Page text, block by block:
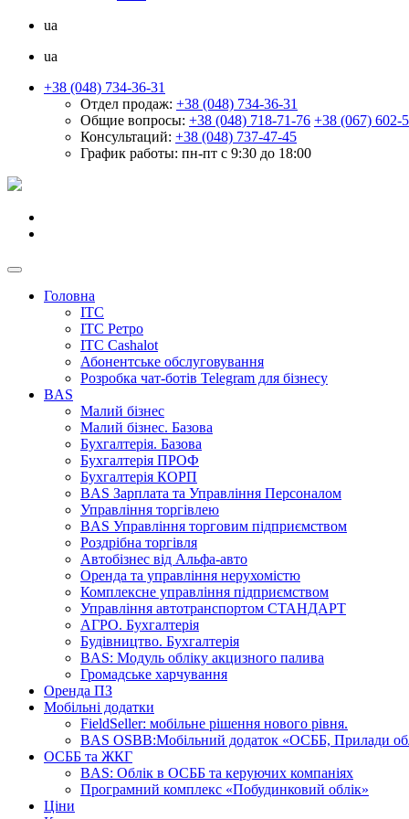
ua
ua
+38 (048) 734-36-31
Отдел продаж: +38 (048) 734-36-31
Общие вопросы: +38 (048) 718-71-76 +38 (067) 602-
Консультаций: +38 (048) 737-47-45
График работы: пн-пт с 9:30 до 18:00
Головна
ІТС
ІТС Ретро
ІТС Cashalot
Абонентське обслуговування
Розробка чат-ботів Telegram для бізнесу
BAS
Малий бізнес
Малий бізнес. Базова
Бухгалтерія. Базова
Бухгалтерія ПРОФ
Бухгалтерія КОРП
BAS Зарплата та Управління Персоналом
Управління торгівлею
BAS Управління торговим підприємством
Роздрібна торгівля
Автобізнес від Альфа-авто
Оренда та управління нерухомістю
Комплексне управління підприємством
Управління автотранспортом СТАНДАРТ
АГРО. Бухгалтерія
Будівництво. Бухгалтерія
BAS: Модуль обліку акцизного палива
Громадське харчування
Оренда ПЗ
Мобільні додатки
FieldSeller: мобільне рішення нового рівня.
BAS OSBB:Мобільний додаток «ОСББ, Прилади
ОСББ та ЖКГ
BAS: Облік в ОСББ та керуючих компаніях
Програмний комплекс «Побудинковий облік»
Ціни